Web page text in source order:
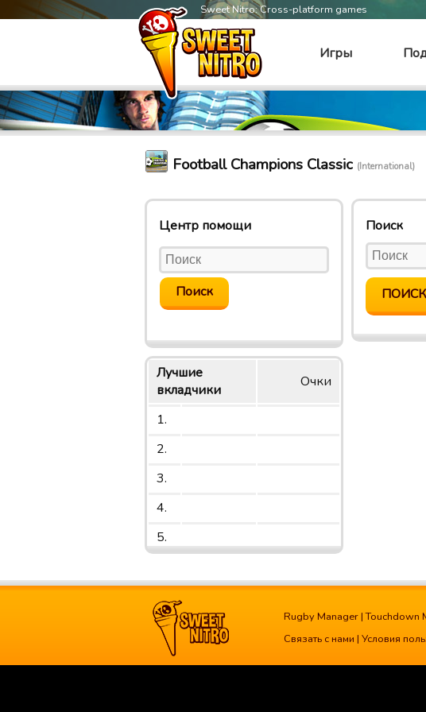
Sweet Nitro: Cross-platform games
Игры
Football Champions Classic (International)
Центр помощи
Лучшие
вкладчики
Очки
1.
2.
3.
4.
5.
Поиск
Rugby Manager |Touchdown
Связать с нами | Условия